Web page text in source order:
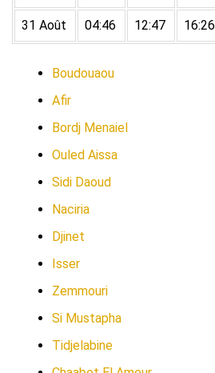
31 Août 04:46 12:47 16:26
Boudouaou
Afir
Bordj Menaiel
Ouled Aissa
Sidi Daoud
Naciria
Djinet
Isser
Zemmouri
Si Mustapha
Tidjelabine